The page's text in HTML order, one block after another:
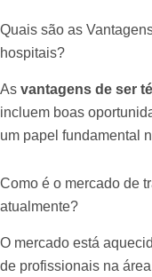
Quais são as
hospitais?
As vantagens de ser
incluem boas
um papel fundamental
Como é o mercado de
atualmente?
O mercado está
de profissionais na